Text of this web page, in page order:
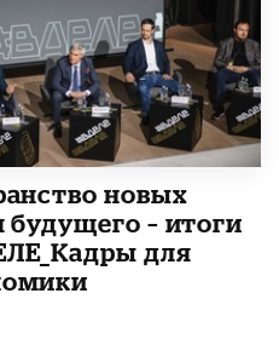
новых
– итоги
для